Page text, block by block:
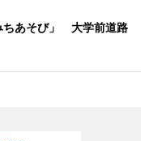
ちあそび」 大学前道路